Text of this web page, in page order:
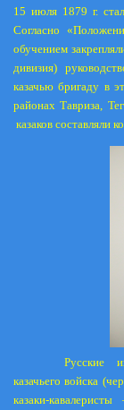
15 июля 1879 г.
Согласно
обучением
дивизия)
казачью бригаду в
районах Тавриза,
казаков составляли
Русские
казачьего войска
казаки-